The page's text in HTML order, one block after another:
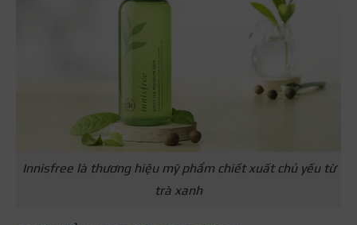
Innisfree là thương hiệu mỹ phẩm chiết xuất chủ yếu từ
trà xanh